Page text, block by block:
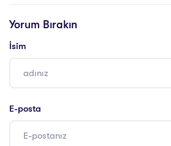
Yorum Bırakın
İsim
E-posta